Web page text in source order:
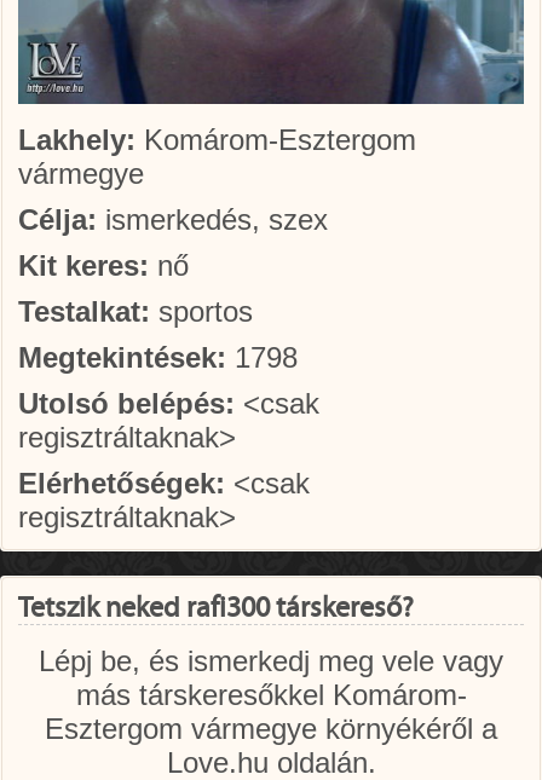
Lakhely: Komárom-Esztergom
vármegye
Célja: ismerkedés, szex
Kit keres: nő
Testalkat: sportos
Megtekintések: 1798
Utolsó belépés: <csak
regisztráltaknak>
Elérhetőségek: <csak
regisztráltaknak>
Tetszik neked rafi300 társkereső?
Lépj be, és ismerkedj meg vele vagy
más társkeresőkkel Komárom-
Esztergom vármegye környékéről a
Love.hu oldalán.